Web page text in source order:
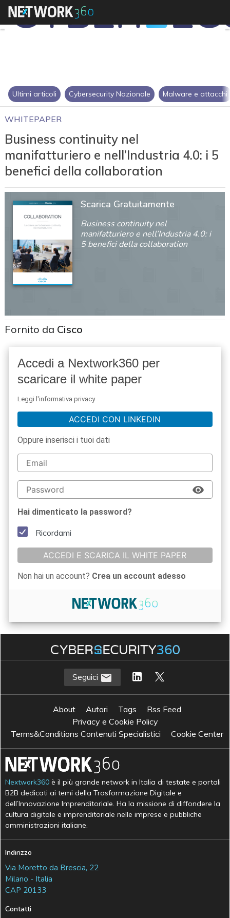
Ultimi articoli Cybersecurity Nazionale Malware e attacchi
WHITEPAPER
Business continuity nel
manifatturiero e nell’Industria 4.0: i 5
benefici della collaboration
Scarica Gratuitamente
Business continuity nel
manifatturiero e nell’Industria 4.0: i
5 benefici della collaboration
Fornito da Cisco
Accedi a Nextwork360 per
scaricare il white paper
Leggi l'informativa privacy
ACCEDI CON LINKEDIN
Oppure inserisci i tuoi dati
Hai dimenticato la password?
Ricordami
ACCEDI E SCARICA IL WHITE PAPER
Non hai un account? Crea un account adesso
Seguici
About Autori Tags
Rss Feed
Privacy e Cookie Policy
Terms&Conditions Contenuti Specialistici
Cookie Center
Nextwork360 è il più grande network in Italia di testate e portali
B2B dedicati ai temi della Trasformazione Digitale e
dell’Innovazione Imprenditoriale. Ha la missione di diffondere la
cultura digitale e imprenditoriale nelle imprese e pubbliche
amministrazioni italiane.
Indirizzo
Via Moretto da Brescia, 22
Milano - Italia
CAP 20133
Contatti